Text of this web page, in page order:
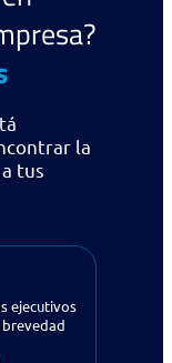
la
tus
ejecutivos